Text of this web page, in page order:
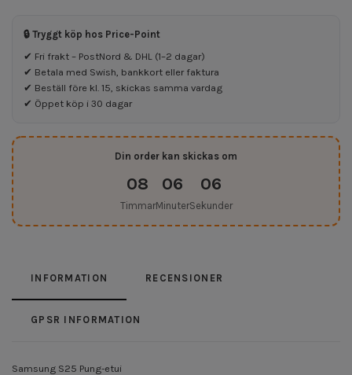
🔒 Tryggt köp hos Price-Point
✔ Fri frakt – PostNord & DHL (1–2 dagar)
✔ Betala med Swish, bankkort eller faktura
✔ Beställ före kl. 15, skickas samma vardag
✔ Öppet köp i 30 dagar
Din order kan skickas om
08
Timmar
06
Minuter
06
Sekunder
INFORMATION RECENSIONER
GPSR INFORMATION
Samsung S25 Pung-etui